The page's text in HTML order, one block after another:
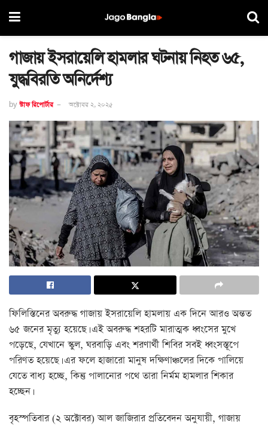
গাজায় ইসরায়েলি হামলার ঘটনায় নিহত ৬৫,
যুদ্ধবিরতি অনির্দেশ্য
by স্টাফ রিপোর্টার অক্টোবর ২, ২০২৫
ফিলিস্তিনের অবরুদ্ধ গাজায় ইসরায়েলি হামলায় এক দিনে আরও অন্তত
৬৫ জনের মৃত্যু হয়েছে। এই অবরুদ্ধ শহরটি মারাত্মক ধ্বংসের মুখে
পড়েছে, যেখানে স্কুল, ঘরবাড়ি এবং শরণার্থী শিবির সবই ধ্বংসস্তূপে
পরিণত হয়েছে। এর ফলে হাজারো মানুষ দক্ষিণাঞ্চলের দিকে পালিয়ে
যেতে বাধ্য হচ্ছে, কিন্তু পালানোর পথে তারা নির্মম হামলার শিকার
হচ্ছেন।
বৃহস্পতিবার (২ অক্টোবর) আল জাজিরার প্রতিবেদন অনুযায়ী, গাজায়